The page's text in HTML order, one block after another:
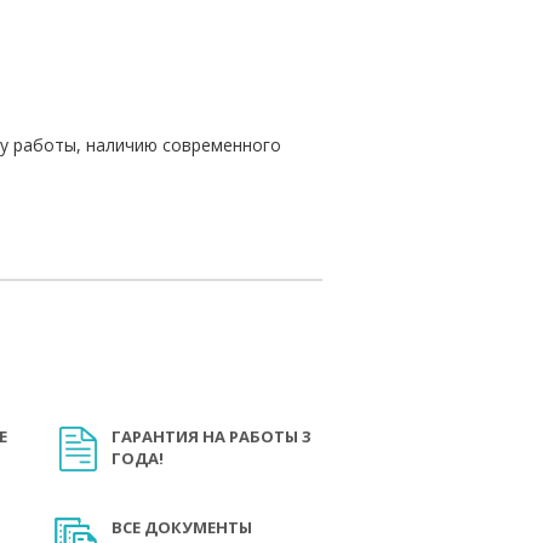
работы, наличию современного
ГАРАНТИЯ НА РАБОТЫ 3
ГОДА!
ВСЕ ДОКУМЕНТЫ